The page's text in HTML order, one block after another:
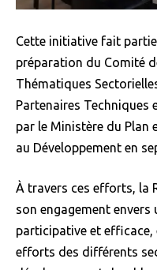
Cette initiative fait
préparation du Comité
Thématiques
Partenaires Techniques
par le Ministère du Plan
au Développement en
À travers ces efforts, la
son engagement envers
participative et efficace,
efforts des différents